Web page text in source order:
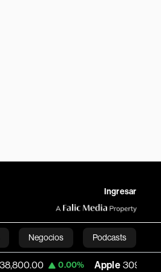
Ingresar
Negocios Podcasts
0.00% Apple 309.84 +0.19%